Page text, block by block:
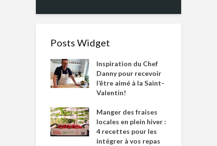
Posts Widget
Inspiration du Chef
Danny pour recevoir
l’être aimé à la Saint-
Valentin!
Manger des fraises
locales en plein hiver :
4 recettes pour les
intégrer à vos repas